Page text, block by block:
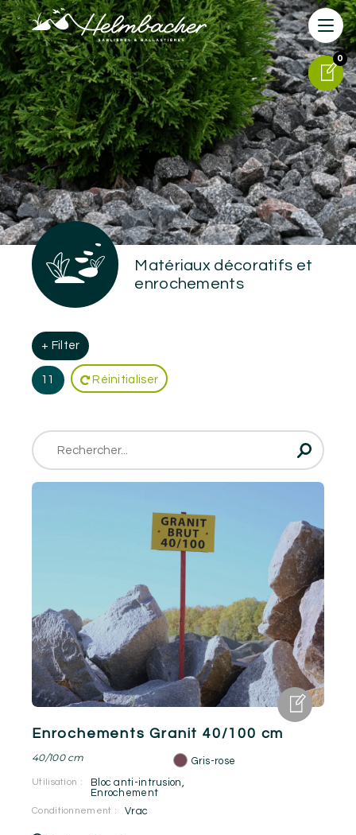
0
0
Matériaux décoratifs et
enrochements
+ Filter
11 Réinitialiser
Enrochements Granit 40/100 cm
40/100 cm Gris-rose
Utilisation : Bloc anti-intrusion
Enrochement
Conditionnement : Vrac